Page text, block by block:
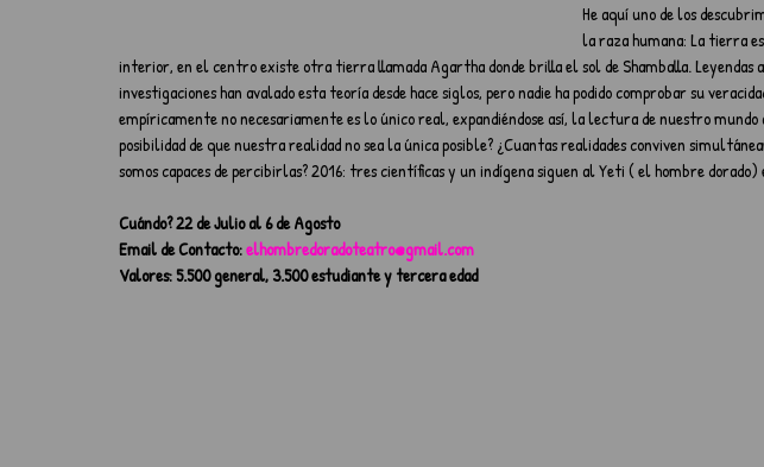
He aquí uno de los
la raza humana: La tierra
interior, en el centro existe otra tierra llamada Agartha donde brilla el sol de Shamballa. Leyendas
investigaciones han avalado esta teoría desde hace siglos, pero nadie ha podido comprobar su
empíricamente no necesariamente es lo único real, expandiéndose así, la lectura de nuestro
posibilidad de que nuestra realidad no sea la única posible? ¿Cuantas realidades conviven
somos capaces de percibirlas? 2016: tres científicas y un indígena siguen al Yeti ( el hombre
Cuándo? 22 de Julio al 6 de Agosto
Email de Contacto: elhombredoradoteatro@gmail.com
Valores: 5.500 general, 3.500 estudiante y tercera edad